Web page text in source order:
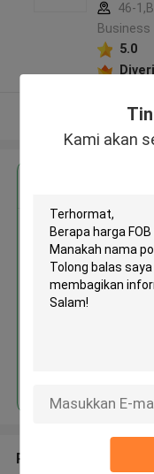
Kami akan
46-
Business
5.0
Rekomendasi Produk